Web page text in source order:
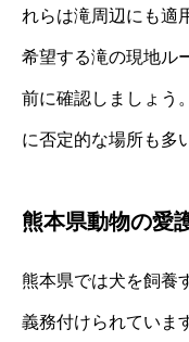
れらは滝周辺にも適
希望する滝の現地ル
前に確認しましょう
に否定的な場所も多
熊本県動物の愛
熊本県では犬を飼養
義務付けられていま